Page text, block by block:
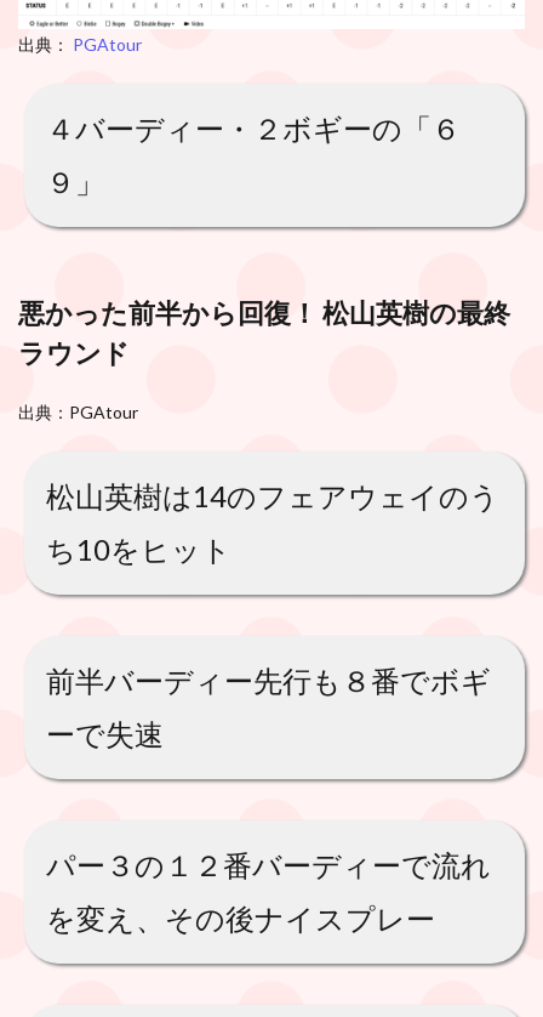
出典： PGAtour
４バーディー・２ボギーの「６
９」
悪かった前半から回復！ 松山英樹の最終
ラウンド
出典：PGAtour
松山英樹は14のフェアウェイのう
ち10をヒット
前半バーディー先行も８番でボギ
ーで失速
パー３の１２番バーディーで流れ
を変え、その後ナイスプレー